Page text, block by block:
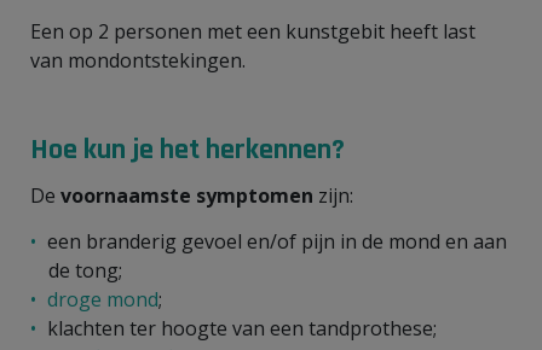
Een op 2 personen met een kunstgebit heeft last
van mondontstekingen.
Hoe kun je het herkennen?
De voornaamste symptomen zijn:
een branderig gevoel en/of pijn in de mond en aan
de tong;
droge mond;
klachten ter hoogte van een tandprothese;